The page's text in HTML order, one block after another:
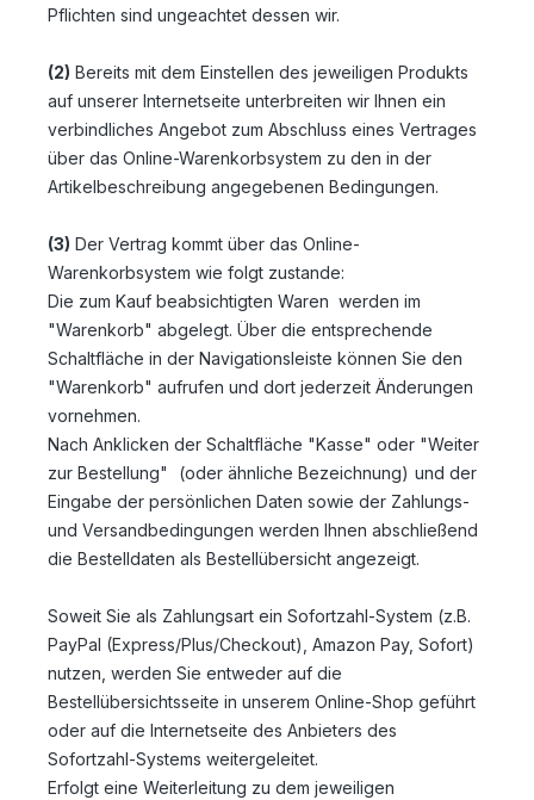
Pflichten sind ungeachtet dessen wir.
(2) Bereits mit dem Einstellen des jeweiligen Produkts
auf unserer Internetseite unterbreiten wir Ihnen ein
verbindliches Angebot zum Abschluss eines Vertrages
über das Online-Warenkorbsystem zu den in der
Artikelbeschreibung angegebenen Bedingungen.
(3) Der Vertrag kommt über das Online-
Warenkorbsystem wie folgt zustande:
Die zum Kauf beabsichtigten Waren werden im
"Warenkorb" abgelegt. Über die entsprechende
Schaltfläche in der Navigationsleiste können Sie den
"Warenkorb" aufrufen und dort jederzeit Änderungen
vornehmen.
Nach Anklicken der Schaltfläche "Kasse" oder "Weiter
zur Bestellung"
(oder ähnliche Bezeichnung) und der
Eingabe der persönlichen Daten sowie der Zahlungs-
und Versandbedingungen werden Ihnen abschließend
die Bestelldaten als Bestellübersicht angezeigt.
Soweit Sie als Zahlungsart ein Sofortzahl-System (z.B.
PayPal (Express/Plus/Checkout), Amazon Pay, Sofort)
nutzen, werden Sie entweder auf die
Bestellübersichtsseite in unserem Online-Shop geführt
oder auf die Internetseite des Anbieters des
Sofortzahl-Systems weitergeleitet.
Erfolgt eine Weiterleitung zu dem jeweiligen